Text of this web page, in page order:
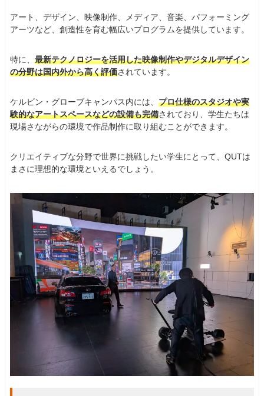
アート、デザイン、映像制作、メディア、音楽、パフォーミング
アーツなど、創造性を育む幅広いプログラムを提供しています。
特に、 最新テクノロジーを活用した映像制作やデジタルデザイン
の分野は国内外から高く評価されています。
ケルビン・グローブキャンパス内には、 プロ仕様のスタジオや実
験的なアートスペースなどの設備も完備されており、学生たちは
現場さながらの環境で作品制作に取り組むことができます。
クリエイティブな分野で世界に挑戦したい学生にとって、QUTは
まさに理想的な環境といえるでしょう。